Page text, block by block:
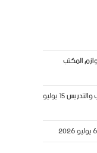
المكتب
والتدريس 15 يوليو
6 يوليو 2026